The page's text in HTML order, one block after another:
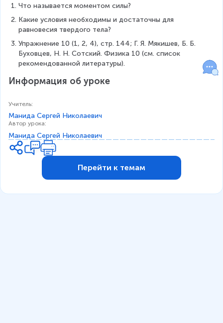
Что называется моментом силы?
Какие условия необходимы и достаточны для
равновесия твердого тела?
Упражнение 10 (1, 2, 4), стр. 144; Г. Я. Мякишев, Б. Б.
Буховцев, Н. Н. Сотский. Физика 10 (см. список
рекомендованной литературы).
Информация об уроке
Учитель:
Манида Сергей Николаевич
Автор урока:
Манида Сергей Николаевич
Перейти к темам